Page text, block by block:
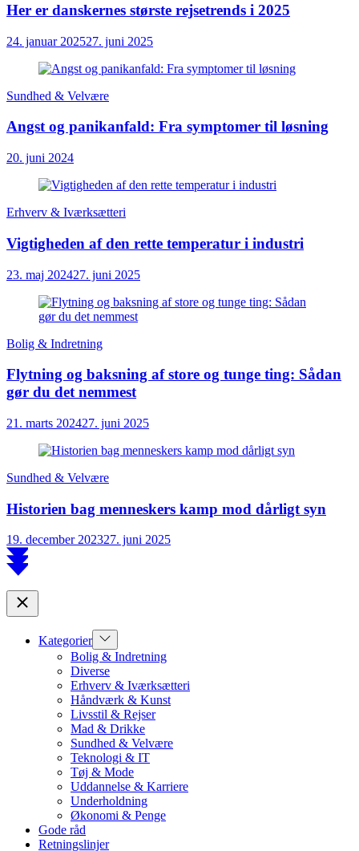
Her er danskernes største rejsetrends i 2025
24. januar 202527. juni 2025
Sundhed & Velvære
Angst og panikanfald: Fra symptomer til løsning
20. juni 2024
Erhverv & Iværksætteri
Vigtigheden af den rette temperatur i industri
23. maj 202427. juni 2025
Bolig & Indretning
Flytning og baksning af store og tunge ting: Sådan
gør du det nemmest
21. marts 202427. juni 2025
Sundhed & Velvære
Historien bag menneskers kamp mod dårligt syn
19. december 202327. juni 2025
Scroll
to
Close
Kategorier Show
sub
menu
Bolig & Indretning
Diverse
Erhverv & Iværksætteri
Håndværk & Kunst
Livsstil & Rejser
Mad & Drikke
Sundhed & Velvære
Teknologi & IT
Tøj & Mode
Uddannelse & Karriere
Underholdning
Økonomi & Penge
Gode råd
Retningslinjer